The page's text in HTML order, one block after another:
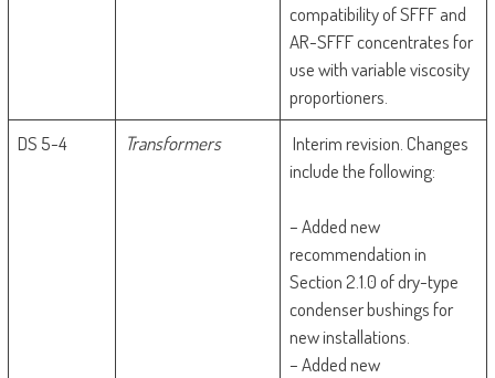
compatibility of SFFF and
AR-SFFF concentrates for
use with variable viscosity
proportioners.
DS 5-4
Transformers
Interim revision. Changes
include the following:
– Added new
recommendation in
Section 2.1.0 of dry-type
condenser bushings for
new installations.
– Added new